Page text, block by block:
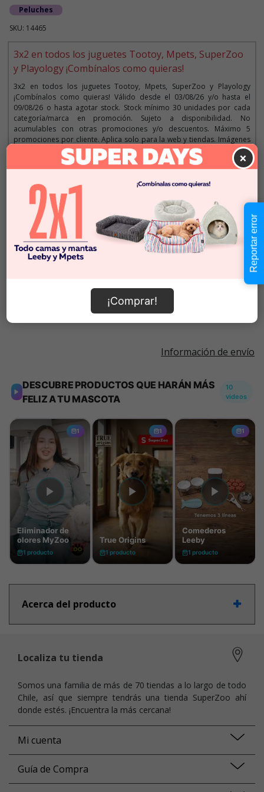
Peluches
SKU: 14465
3x2 en todos los juguetes Tootoy, Mpets, SuperZoo
y Playology ¡Combínalos como quieras!
3x2 en todos los juguetes Tootoy, Mpets, SuperZoo y Playology
¡Combínalos como quieras! Válido desde el 03/08/26 y/o hasta el
09/08/26 o hasta agotar stock. Stock mínimo 30 unidades por cada
categoría/marca en promoción. Sujeto a disponibilidad. No
acumulables con otras promociones y/o descuentos. Máximo 5
promociones por cliente. Aplica solo para la web y tiendas. Imágenes
Descripción
Cantidad:
-
$4.990
Este producto no está
disponible
Añadir al carrito
Información de envío
Acerca del producto
×
¡Comprar!
Localiza tu tienda
Somos una familia de más de 70 tiendas a lo largo de todo
Chile, así que siempre tendrás una tienda SuperZoo ahí
donde estés. ¡Encuentra la más cercana!
Mi cuenta
Guía de Compra
Reportar error